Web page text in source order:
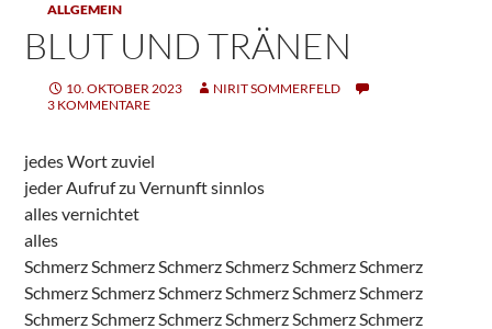
ALLGEMEIN
BLUT UND TRÄNEN
10. OKTOBER 2023
NIRIT SOMMERFELD
3 KOMMENTARE
jedes Wort zuviel
jeder Aufruf zu Vernunft sinnlos
alles vernichtet
alles
Schmerz Schmerz Schmerz Schmerz Schmerz Schmerz
Schmerz Schmerz Schmerz Schmerz Schmerz Schmerz
Schmerz Schmerz Schmerz Schmerz Schmerz Schmerz